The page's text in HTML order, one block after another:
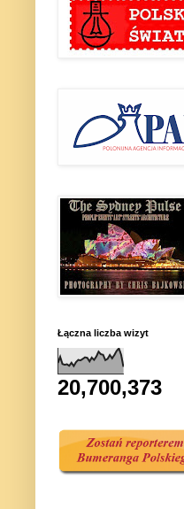
Łączna liczba wizyt
20,700,373